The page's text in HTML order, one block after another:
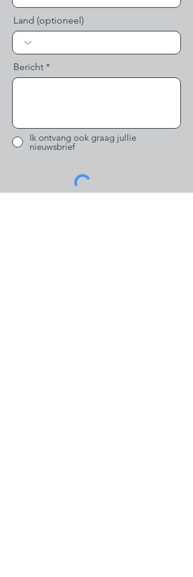
Bericht
Land (optioneel)
Ik ontvang ook graag jullie
nieuwsbrief